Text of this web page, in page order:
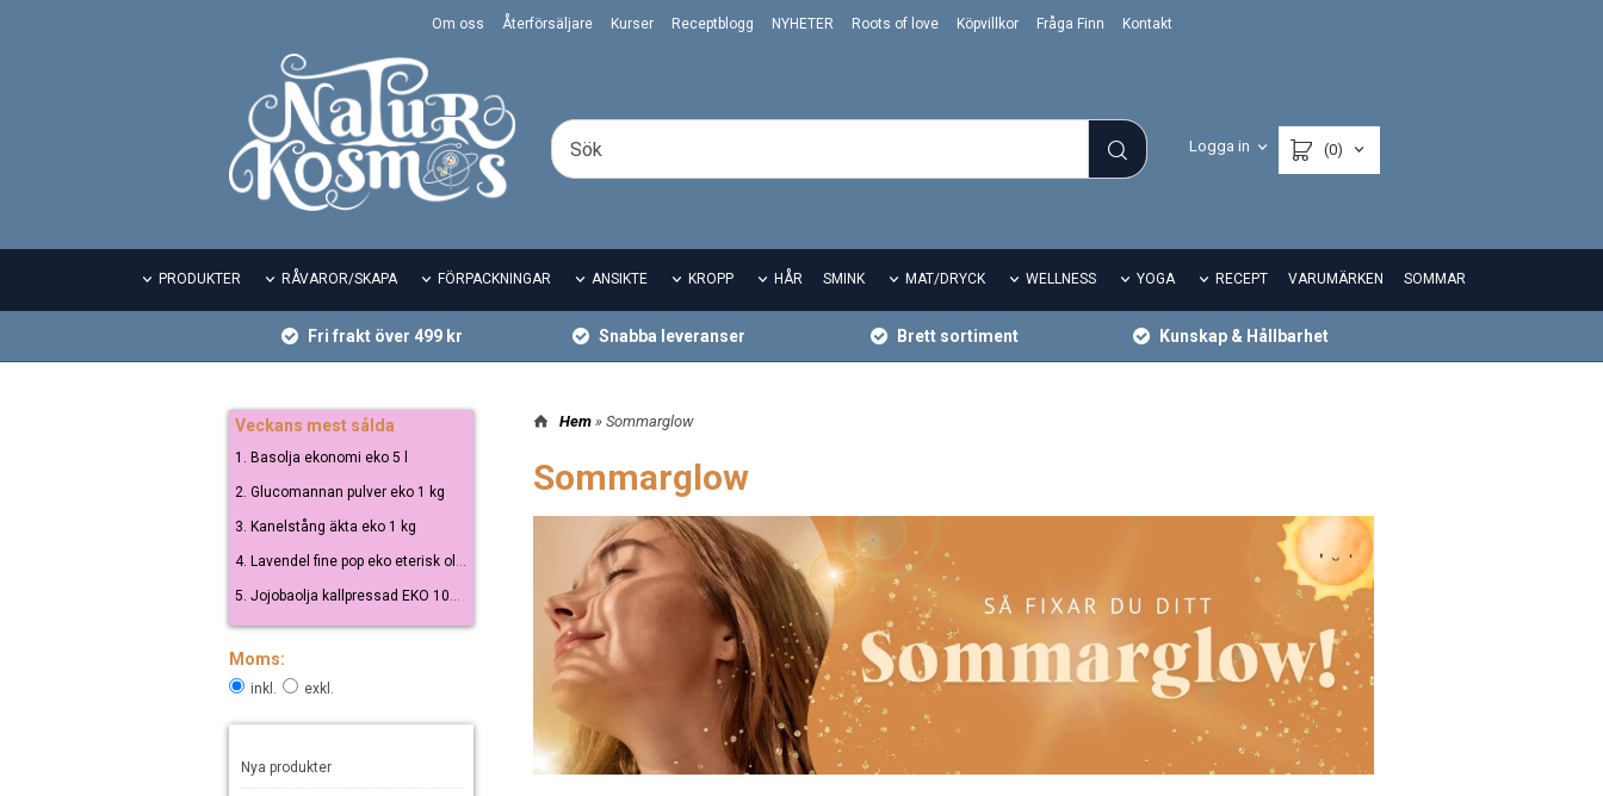
Om oss Återförsäljare Kurser Receptblogg NYHETER Roots of love Köpvillkor Fråga Finn Kontakt
Logga in (0)
PRODUKTER RÅVAROR/SKAPA FÖRPACKNINGAR ANSIKTE KROPP HÅR SMINK MAT/DRYCK WELLNESS YOGA RECEPT VARUMÄRKEN SOMMAR
Fri frakt över 499 kr Snabba leveranser Brett sortiment Kunskap & Hållbarhet
Veckans mest sålda
1. Basolja ekonomi eko 5 l
2. Glucomannan pulver eko 1 kg
3. Kanelstång äkta eko 1 kg
4. Lavendel fine pop eko eterisk olja 10 ml
5. Jojobaolja kallpressad EKO 100 ml
Moms:
inkl. exkl.
Nya produkter
Hem » Sommarglow
Sommarglow